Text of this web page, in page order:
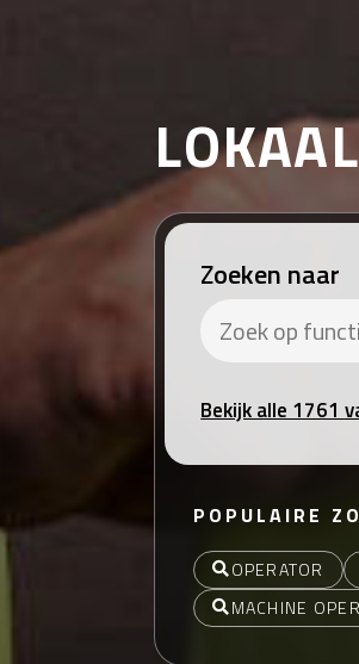
Zoeken naar
Bekijk alle 1761
POPULAIRE
OPERATOR
MACHINE